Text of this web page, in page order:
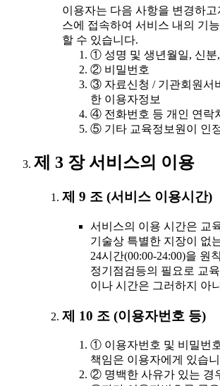
이용자는 다음 사항을 변경하고
스에 접속하여 서비스 내의 기
할 수 있습니다.
① 성명 및 생년월일, 신분
② 비밀번호
③ 자료신청 / 기관회원서
한 이용자정보
④ 전화번호 등 개인 연락
⑤ 기타 교육정보원이 인
제 3 장 서비스의 이용
제 9 조 (서비스 이용시간)
서비스의 이용 시간은 교
기술상 특별한 지장이 없
24시간(00:00-24:00)을 원
정기점검등의 필요로 교
이나 시간은 그러하지 아
제 10 조 (이용자번호 등)
① 이용자번호 및 비밀번
책임은 이용자에게 있습
② 명백한 사유가 있는 경